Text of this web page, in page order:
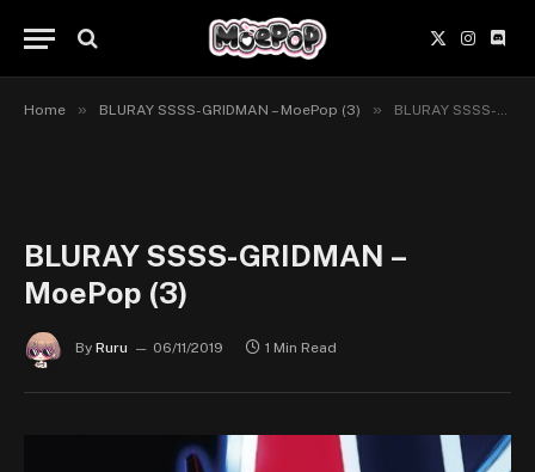
X
(Twitter)
Home » BLURAY SSSS-GRIDMAN – MoePop (3) » BLURAY SSSS-GRIDMAN – MoePop (3)
BLURAY SSSS-GRIDMAN –
MoePop (3)
By Ruru 06/11/2019 1 Min Read